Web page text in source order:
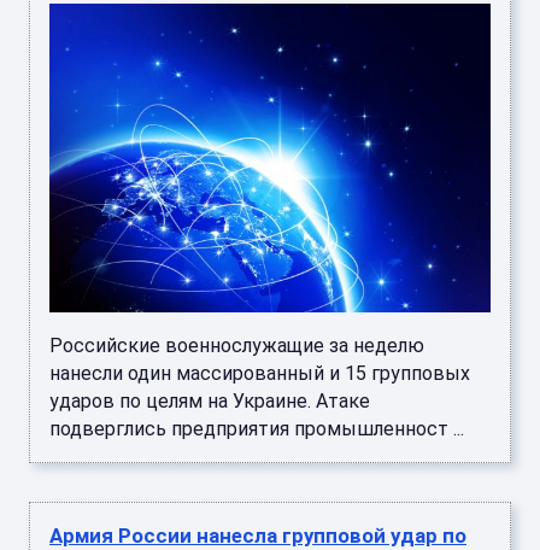
Российские военнослужащие за неделю
нанесли один массированный и 15 групповых
ударов по целям на Украине. Атаке
подверглись предприятия промышленност ...
Армия России нанесла групповой удар по